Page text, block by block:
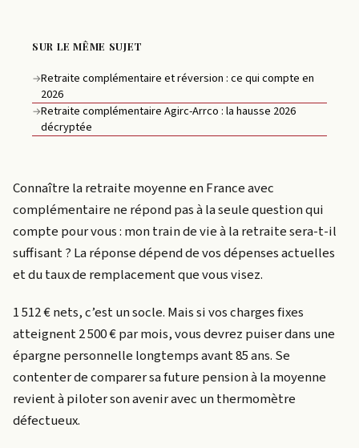
SUR LE MÊME SUJET
→Retraite complémentaire et réversion : ce qui compte en
2026
→Retraite complémentaire Agirc-Arrco : la hausse 2026
décryptée
Connaître la retraite moyenne en France avec
complémentaire ne répond pas à la seule question qui
compte pour vous : mon train de vie à la retraite sera-t-il
suffisant ? La réponse dépend de vos dépenses actuelles
et du taux de remplacement que vous visez.
1 512 € nets, c’est un socle. Mais si vos charges fixes
atteignent 2 500 € par mois, vous devrez puiser dans une
épargne personnelle longtemps avant 85 ans. Se
contenter de comparer sa future pension à la moyenne
revient à piloter son avenir avec un thermomètre
défectueux.